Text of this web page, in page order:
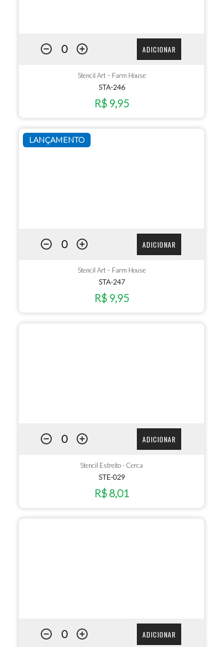
ADICIONAR
Stencil Art – Farm House
STA-246
R$ 9,95
LANÇAMENTO
ADICIONAR
Stencil Art – Farm House
STA-247
R$ 9,95
ADICIONAR
Stencil Estreito - Cerca
STE-029
R$ 8,01
ADICIONAR